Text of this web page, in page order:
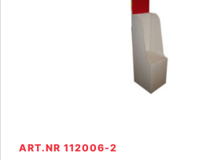
ART.NR 112006-2